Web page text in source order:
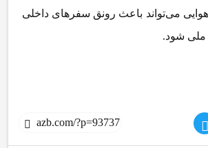
میتواند باعث رونق سفرهای داخلی
شود.